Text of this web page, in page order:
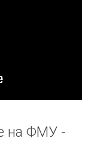
на ФМУ -